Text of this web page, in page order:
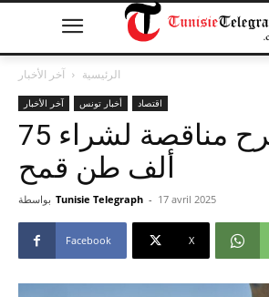
الرئيسية آخر الأخبار
آخر الأخبار أخبار تونس اقتصاد
تونس تطرح مناقصة لشراء 75
ألف طن قمح
بواسطة Tunisie Telegraph - 17 avril 2025
Facebook X